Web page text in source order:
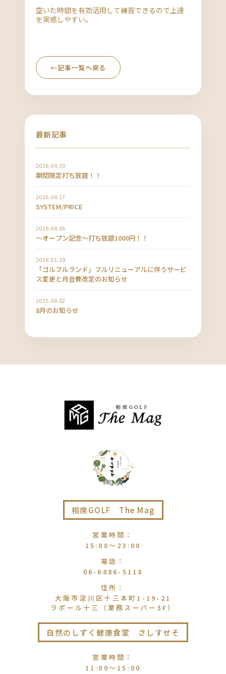
空いた時間を有効活用して練習できるので上達
を実感しやすい。
←記事一覧へ戻る
最新記事
2026.04.30
期間限定打ち放題！！
2026.04.17
SYSTEM/PRICE
2026.04.06
〜オープン記念〜打ち放題1000円！！
2026.01.19
「ゴルフルランド」フルリニューアルに伴うサービ
ス変更と月会費改定のお知らせ
2025.08.02
8月のお知らせ
相席GOLF The Mag
営業時間 ：
15:00〜23:00
電話 ：
06-6886-5118
住所 ：
大阪市淀川区十三本町1-19-21
ラポール十三（業務スーパー3F）
自然のしずく健康食堂 さしすせそ
営業時間 ：
11:00〜15:00